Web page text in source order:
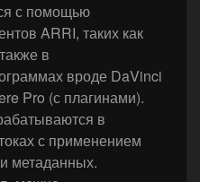
с помощью
ARRI, таких как
в
вроде DaVinci
Pro (с плагинами).
в
с применением
метаданных.